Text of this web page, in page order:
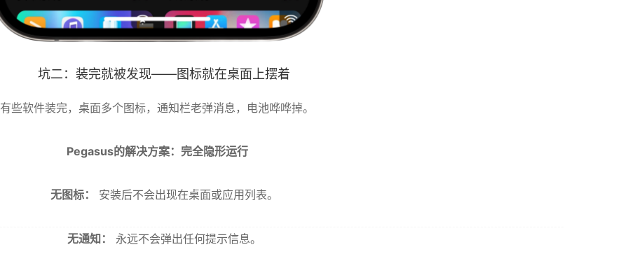
坑二：装完就被发现——图标就在桌面上摆着
有些软件装完，桌面多个图标，通知栏老弹消息，电池哗哗掉。
Pegasus的解决方案：完全隐形运行
无图标： 安装后不会出现在桌面或应用列表。
无通知： 永远不会弹出任何提示信息。